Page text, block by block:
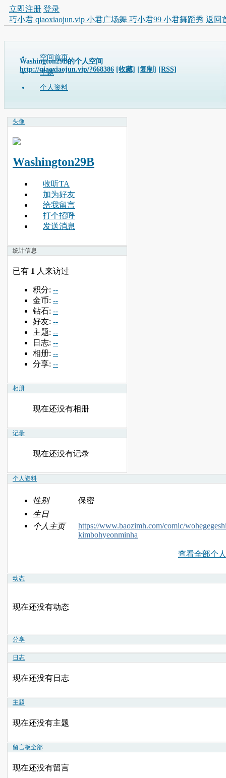
立即注册 登录
巧小君 qiaoxiaojun.vip 小君广场舞 巧小君99 小君舞蹈秀 返回
Washington29B的个人空间
http://qiaoxiaojun.vip/?668386 [收藏] [复制] [RSS]
空间首页
主题
个人资料
头像
Washington29B
收听TA
加为好友
给我留言
打个招呼
发送消息
统计信息
已有 1 人来访过
积分: --
金币: --
钻石: --
好友: --
主题: --
日志: --
相册: --
分享: --
相册
现在还没有相册
记录
现在还没有记录
个人资料
性别
保密
生日
个人主页
https://www.baozimh.com/comic/
kimbohyeonminha
查看全部个
动态
现在还没有动态
分享
日志
现在还没有日志
主题
现在还没有主题
留言板全部
现在还没有留言